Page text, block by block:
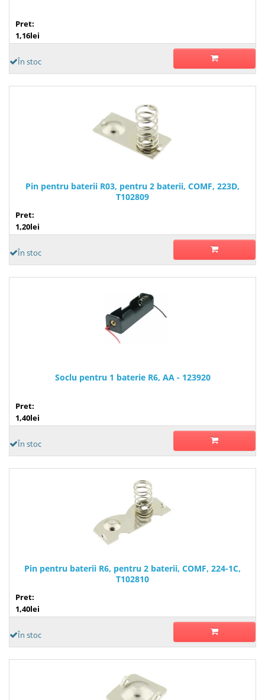
Pret:
1,16lei
În stoc
Pin pentru baterii R03, pentru 2 baterii, COMF, 223D,
T102809
Pret:
1,20lei
În stoc
Soclu pentru 1 baterie R6, AA - 123920
Pret:
1,40lei
În stoc
Pin pentru baterii R6, pentru 2 baterii, COMF, 224-1C,
T102810
Pret:
1,40lei
În stoc